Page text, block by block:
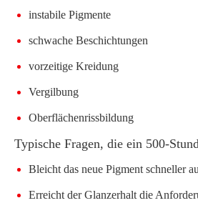
instabile Pigmente
schwache Beschichtungen
vorzeitige Kreidung
Vergilbung
Oberflächenrissbildung
Typische Fragen, die ein 500-
Bleicht das neue Pigment schneller
Erreicht der Glanzerhalt die